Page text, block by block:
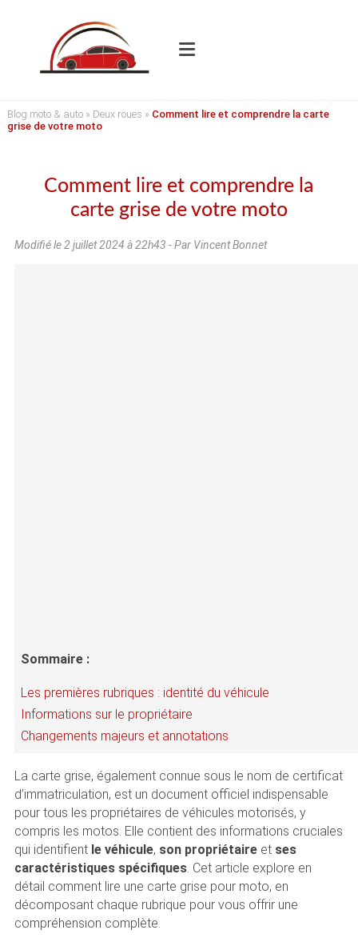
Blog moto & auto» Deux roues » Comment lire et comprendre la carte
grise de votre moto
Comment lire et comprendre la
carte grise de votre moto
Modifié le2 juillet 2024 à 22h43 - Par Vincent Bonnet
Sommaire :
Les premières rubriques : identité du véhicule
Informations sur le propriétaire
Changements majeurs et annotations
La carte grise, également connue sous le nom de certificat
d’immatriculation, est un document officiel indispensable
pour tous les propriétaires de véhicules motorisés, y
compris les motos. Elle contient des informations cruciales
qui identifient le véhicule, son propriétaireet ses
caractéristiques spécifiques. Cet article explore en
détail comment lire une carte grise pour moto, en
décomposant chaque rubrique pour vous offrir une
compréhension complète.